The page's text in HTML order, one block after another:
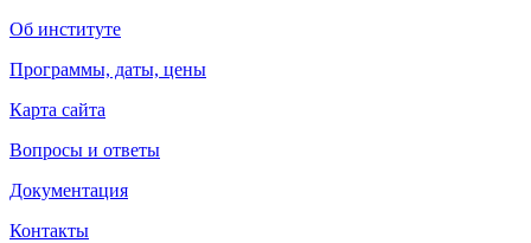
Об институте
Программы, даты, цены
Карта сайта
Вопросы и ответы
Документация
Контакты